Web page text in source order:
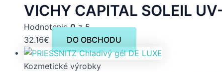
VICHY CAPITAL SOLEIL
Hodnotenie0z 5
32.16€ DO OBCHODU
Kozmetické výrobky